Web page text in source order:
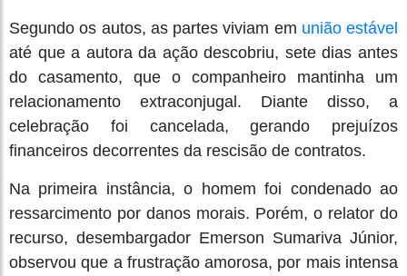
Segundo os autos, as partes viviam em união estável
até que a autora da ação descobriu, sete dias antes
do casamento, que o companheiro mantinha um
relacionamento extraconjugal. Diante disso, a
celebração foi cancelada, gerando prejuízos
financeiros decorrentes da rescisão de contratos.
Na primeira instância, o homem foi condenado ao
ressarcimento por danos morais. Porém, o relator do
recurso, desembargador Emerson Sumariva Júnior,
observou que a frustração amorosa, por mais intensa